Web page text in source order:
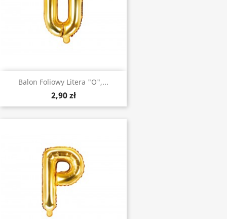
Balon Foliowy Litera "O",...
2,90 zł